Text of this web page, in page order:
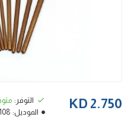
2.750 KD التوفر:
الموديل: